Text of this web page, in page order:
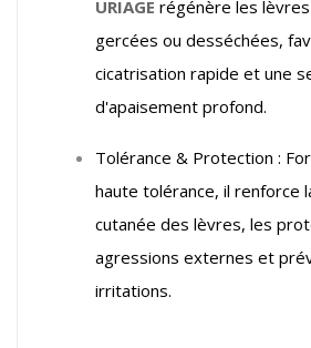
URIAGE régénère les
gercées ou desséchées,
cicatrisation rapide et une
d'apaisement profond.
Tolérance & Protection :
haute tolérance, il renforce
cutanée des lèvres, les
agressions externes et
irritations.